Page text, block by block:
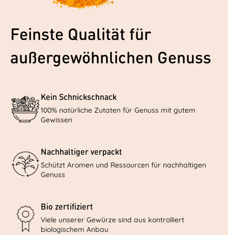
Feinste Qualität für
außergewöhnlichen Genuss
Kein Schnickschnack
100% natürliche Zutaten für Genuss mit gutem
Gewissen
Nachhaltiger verpackt
Schützt Aromen und Ressourcen für nachhaltigen
Genuss
Bio zertifiziert
Viele unserer Gewürze sind aus kontrolliert
biologischem Anbau